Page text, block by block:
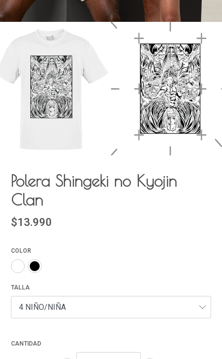
Polera Shingeki no Kyojin
Clan
$13.990
COLOR
TALLA
CANTIDAD